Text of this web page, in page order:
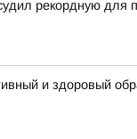
рекордную
и здоровый